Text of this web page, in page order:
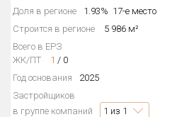
Доля в регионе
1.93% 17-е место
Строится в регионе
5 986 м²
Всего в ЕРЗ
ЖК/ПТ
1 / 0
Год основания
2025
Застройщиков
в группе компаний
1 из 1